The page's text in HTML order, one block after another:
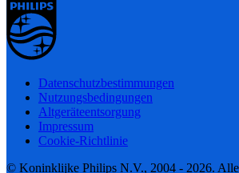
Datenschutzbestimmungen
Nutzungsbedingungen
Altgeräteentsorgung
Impressum
Cookie-Richtlinie
© Koninklijke Philips N.V., 2004 - 2026. Alle